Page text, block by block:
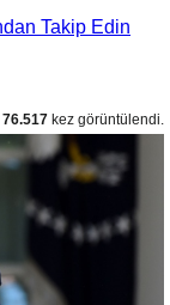
76.517 kez görüntülendi.